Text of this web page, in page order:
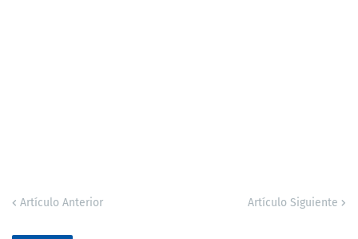
Artículo Anterior Artículo Siguiente